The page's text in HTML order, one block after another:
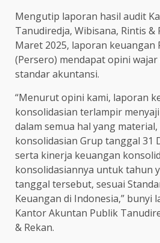
Mengutip laporan hasil audit
Tanudiredja, Wibisana, Rintis &
Maret 2025, laporan keuangan
(Persero) mendapat opini wajar
standar akuntansi.
“Menurut opini kami, laporan
konsolidasian terlampir
dalam semua hal yang
konsolidasian Grup tanggal 31
serta kinerja keuangan
konsolidasiannya untuk tahun
tanggal tersebut, sesuai
Keuangan di Indonesia,” bunyi
Kantor Akuntan Publik
& Rekan.